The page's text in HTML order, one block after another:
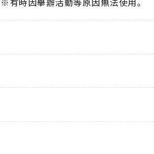
有時因舉辦活動等原因無法使用。